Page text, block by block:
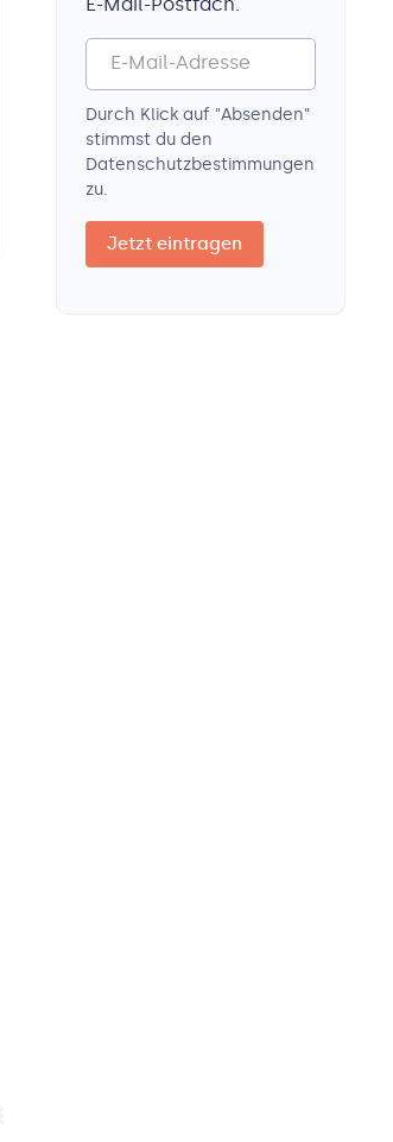
Durch Klick auf "Absenden"
stimmst du den
Datenschutz­bestimmungen
zu.